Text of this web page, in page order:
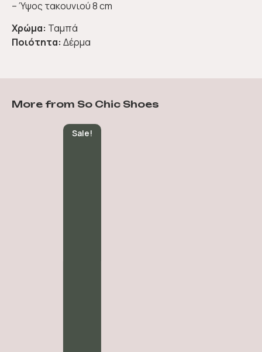
– Ύψος τακουνιού 8 cm
Χρώμα: Ταμπά
Ποιότητα: Δέρμα
More from So Chic Shoes